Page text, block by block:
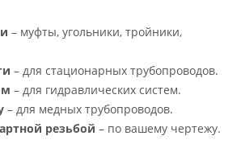
– муфты, угольники, тройники,
– для стационарных трубопроводов.
– для гидравлических систем.
– для медных трубопроводов.
резьбой – по вашему чертежу.